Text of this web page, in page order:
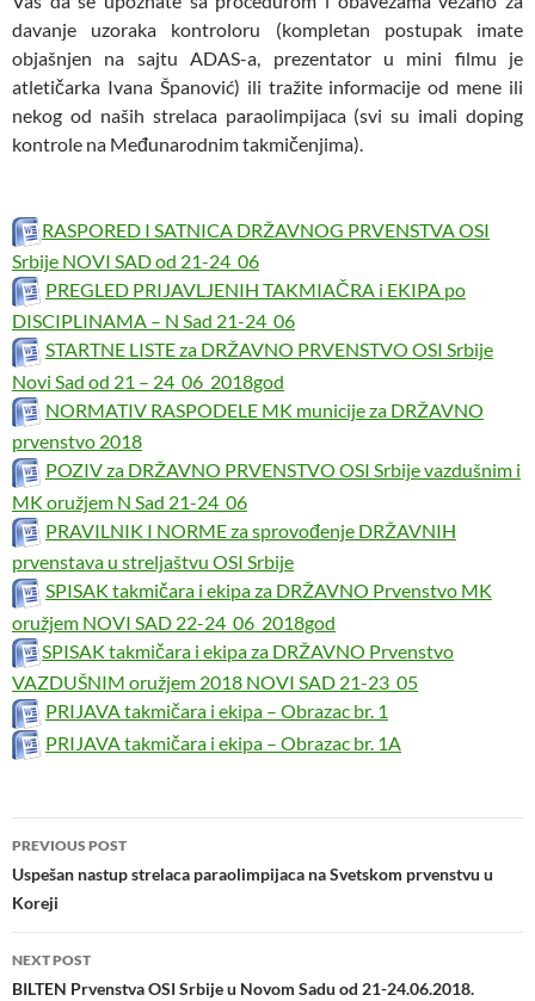
davanje uzoraka kontroloru (kompletan postupak imate
objašnjen na sajtu ADAS-a, prezentator u mini filmu je
atletičarka Ivana Španović) ili tražite informacije od mene ili
nekog od naših strelaca paraolimpijaca (svi su imali doping
kontrole na Međunarodnim takmičenjima).
RASPORED I SATNICA DRŽAVNOG PRVENSTVA OSI
Srbije NOVI SAD od 21-24_06
PREGLED PRIJAVLJENIH TAKMIAČRA i EKIPA po
DISCIPLINAMA – N Sad 21-24_06
STARTNE LISTE za DRŽAVNO PRVENSTVO OSI Srbije
Novi Sad od 21 – 24_06_2018god
NORMATIV RASPODELE MK municije za DRŽAVNO
prvenstvo 2018
POZIV za DRŽAVNO PRVENSTVO OSI Srbije vazdušnim i
MK oružjem N Sad 21-24_06
PRAVILNIK I NORME za sprovođenje DRŽAVNIH
prvenstava u streljaštvu OSI Srbije
SPISAK takmičara i ekipa za DRŽAVNO Prvenstvo MK
oružjem NOVI SAD 22-24_06_2018god
SPISAK takmičara i ekipa za DRŽAVNO Prvenstvo
VAZDUŠNIM oružjem 2018 NOVI SAD 21-23_05
PRIJAVA takmičara i ekipa – Obrazac br. 1
PRIJAVA takmičara i ekipa – Obrazac br. 1A
Post
navigation
PREVIOUS POST
Uspešan nastup strelaca paraolimpijaca na Svetskom prvenstvu u
Koreji
NEXT POST
BILTEN Prvenstva OSI Srbije u Novom Sadu od 21-24.06.2018.